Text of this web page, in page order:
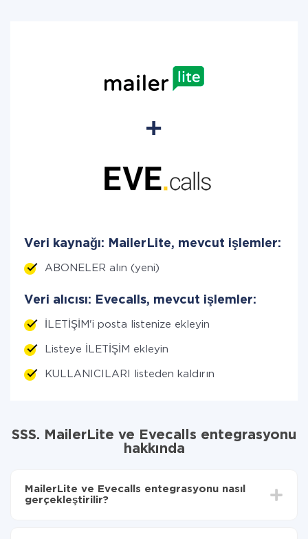
Veri kaynağı: MailerLite, mevcut işlemler:
ABONELER alın (yeni)
Veri alıcısı: Evecalls, mevcut işlemler:
İLETİŞİM'i posta listenize ekleyin
Listeye İLETİŞİM ekleyin
KULLANICILARI listeden kaldırın
SSS. MailerLite ve Evecalls entegrasyonu
hakkında
MailerLite ve Evecalls entegrasyonu nasıl
gerçekleştirilir?